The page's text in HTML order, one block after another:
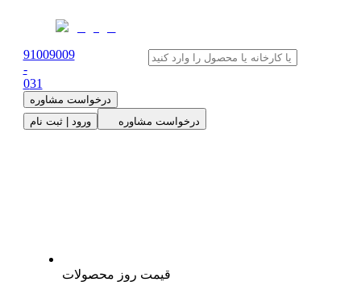
91009009
-
031
درخواست مشاوره
ورود | ثبت نام
درخواست مشاوره
قیمت روز محصولات